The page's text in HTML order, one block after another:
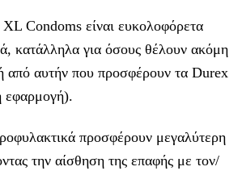
Condoms είναι ευκολοφόρετα
κατάλληλα για όσους θέλουν ακόμη
από αυτήν που προσφέρουν τα Durex
εφαρμογή).
προσφέρουν μεγαλύτερη
την αίσθηση της επαφής με τον/